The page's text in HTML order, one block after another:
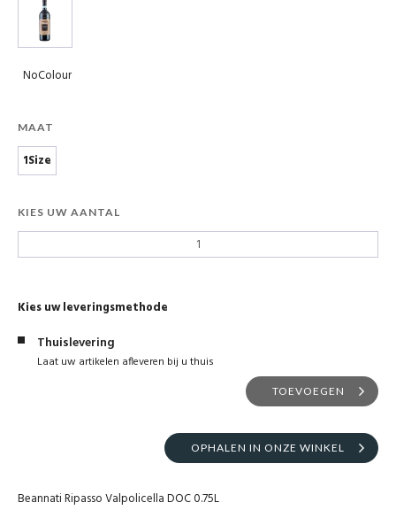
NoColour
MAAT
1Size
KIES UW AANTAL
Kies uw leveringsmethode
Thuislevering
Laat uw artikelen afleveren bij u thuis
TOEVOEGEN
OPHALEN IN ONZE WINKEL
Beannati Ripasso Valpolicella DOC 0.75L